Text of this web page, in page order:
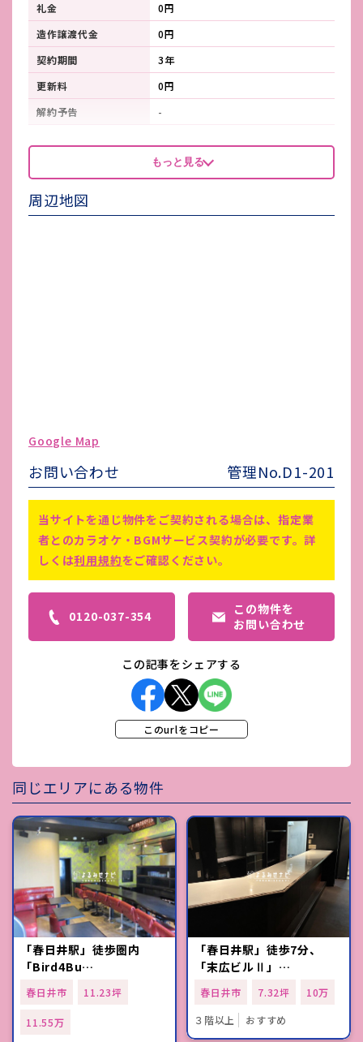
礼金
0円
造作譲渡代金
0円
契約期間
3年
更新料
0円
解約予告
-
看板製作費
-
看板使用料・
維持管理費
-
鍵交換費
-
保証会社加入要（初回保証料：月額
10%/1年毎 ）
もっと見る
周辺地図
Google Map
お問い合わせ 管理No.D1-201
当サイトを通じ物件をご契約される場合は、指定業
者とのカラオケ・BGMサービス契約が必要です。詳
しくは利用規約をご確認ください。
0120-037-354
この物件を
お問い合わせ
この記事をシェアする
このurlをコピー
同じエリアにある物件
「春日井駅」徒歩圏内
「Bird4Bu…
春日井市 11.23坪
11.55万
「春日井駅」徒歩7分、
「末広ビルⅡ」…
春日井市 7.32坪
10万
３階以上
おすすめ